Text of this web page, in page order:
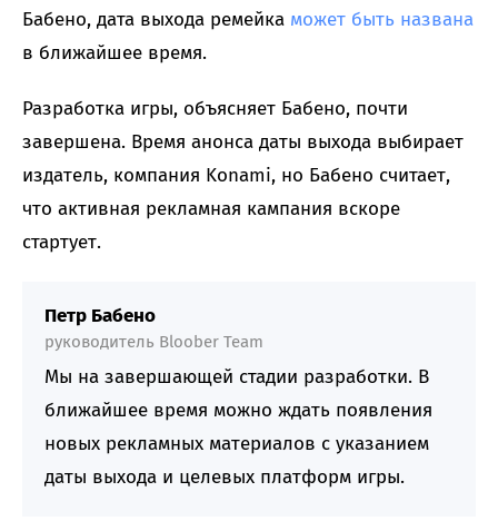
Бабено, дата выхода ремейка может быть названа
в ближайшее время.
Разработка игры, объясняет Бабено, почти
завершена. Время анонса даты выхода выбирает
издатель, компания Konami, но Бабено считает,
что активная рекламная кампания вскоре
стартует.
Петр Бабено
руководитель Bloober Team
Мы на завершающей стадии разработки. В
ближайшее время можно ждать появления
новых рекламных материалов с указанием
даты выхода и целевых платформ игры.